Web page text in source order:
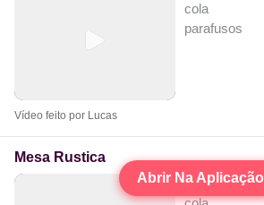
cola
parafusos
Vídeo feito por Lucas
Mesa Rustica
madeira
Abrir Na Aplicação